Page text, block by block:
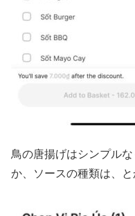
鳥の唐揚げはシンプル
か、ソースの種類は、と